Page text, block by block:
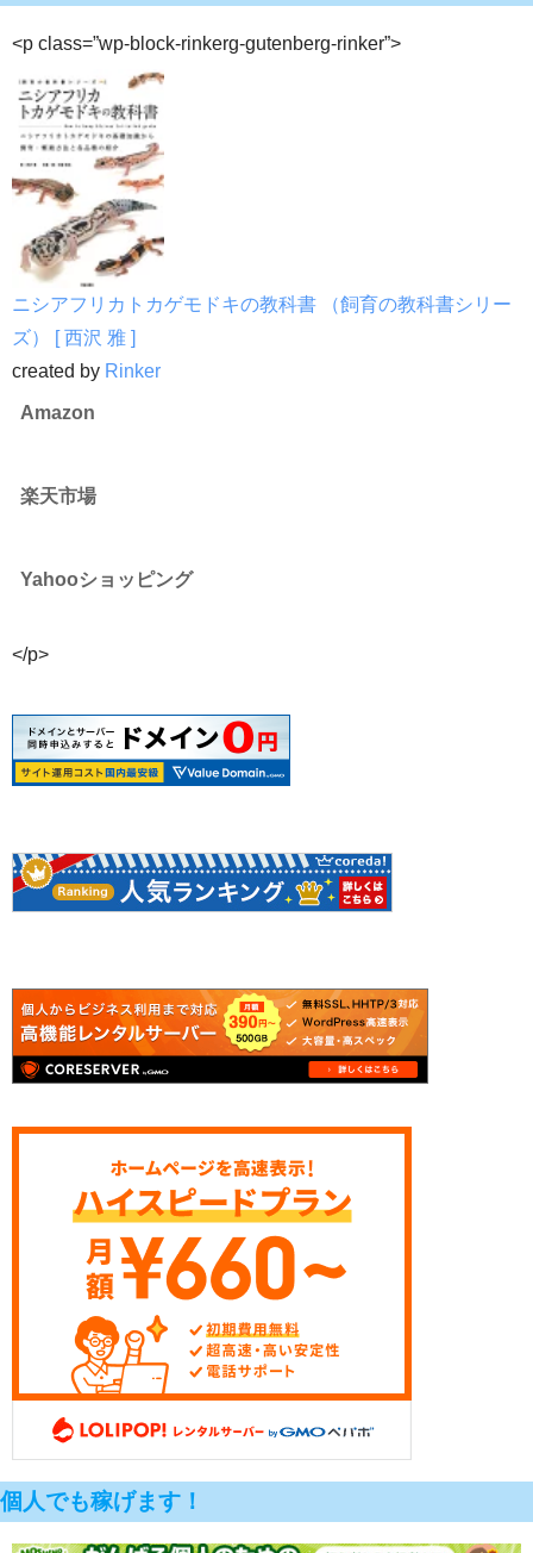
<p class=”wp-block-rinkerg-gutenberg-rinker”>
ニシアフリカトカゲモドキの教科書 （飼育の教科書シリー
ズ） [ 西沢 雅 ]
created by Rinker
Amazon
楽天市場
Yahooショッピング
</p>
個人でも稼げます！